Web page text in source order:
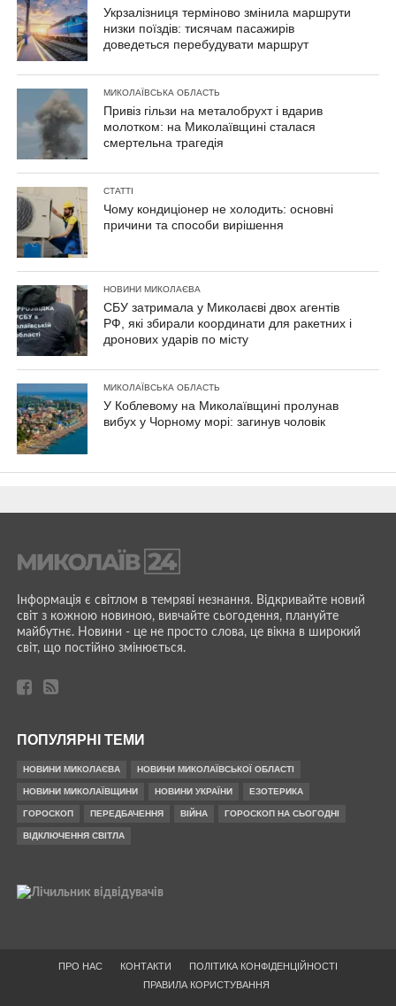
Укрзалізниця терміново змінила маршрути
низки поїздів: тисячам пасажирів
доведеться перебудувати маршрут
МИКОЛАЇВСЬКА ОБЛАСТЬ
Привіз гільзи на металобрухт і вдарив
молотком: на Миколаївщині сталася
смертельна трагедія
СТАТТІ
Чому кондиціонер не холодить: основні
причини та способи вирішення
НОВИНИ МИКОЛАЄВА
СБУ затримала у Миколаєві двох агентів
РФ, які збирали координати для ракетних і
дронових ударів по місту
МИКОЛАЇВСЬКА ОБЛАСТЬ
У Коблевому на Миколаївщині пролунав
вибух у Чорному морі: загинув чоловік
Інформація є світлом в темряві незнання. Відкривайте новий
світ з кожною новиною, вивчайте сьогодення, плануйте
майбутнє. Новини - це не просто слова, це вікна в широкий
світ, що постійно змінюється.
ПОПУЛЯРНІ ТЕМИ
НОВИНИ МИКОЛАЄВА НОВИНИ МИКОЛАЇВСЬКОЇ ОБЛАСТІ
НОВИНИ МИКОЛАЇВЩИНИ НОВИНИ УКРАЇНИ ЕЗОТЕРИКА
ГОРОСКОП ПЕРЕДБАЧЕННЯ ВІЙНА ГОРОСКОП НА СЬОГОДНІ
ВІДКЛЮЧЕННЯ СВІТЛА
ПРО НАС КОНТАКТИ
ПОЛІТИКА КОНФІДЕНЦІЙНОСТІ
ПРАВИЛА КОРИСТУВАННЯ